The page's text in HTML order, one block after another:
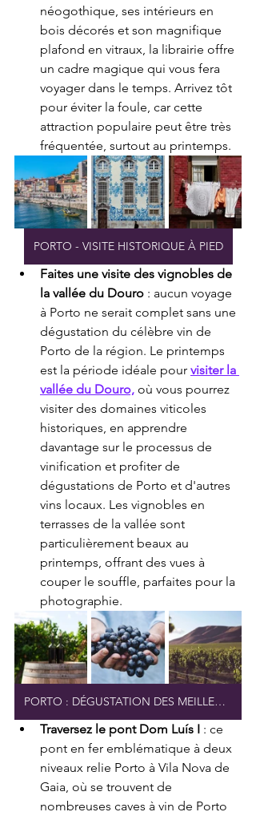
néogothique, ses intérieurs en
bois décorés et son magnifique
plafond en vitraux, la librairie offre
un cadre magique qui vous fera
voyager dans le temps. Arrivez tôt
pour éviter la foule, car cette
attraction populaire peut être très
fréquentée, surtout au printemps.
PORTO - VISITE HISTORIQUE À PIED
Faites une visite des vignobles de
la vallée du Douro : aucun voyage
à Porto ne serait complet sans une
dégustation du célèbre vin de
Porto de la région. Le printemps
est la période idéale pour visiter la
vallée du Douro, où vous pourrez
visiter des domaines viticoles
historiques, en apprendre
davantage sur le processus de
vinification et profiter de
dégustations de Porto et d'autres
vins locaux. Les vignobles en
terrasses de la vallée sont
particulièrement beaux au
printemps, offrant des vues à
couper le souffle, parfaites pour la
photographie.
PORTO : DÉGUSTATION DES MEILLEURS VINS
Traversez le pont Dom Luís I : ce
pont en fer emblématique à deux
niveaux relie Porto à Vila Nova de
Gaia, où se trouvent de
nombreuses caves à vin de Porto